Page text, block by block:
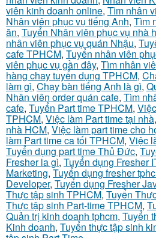
viên kinh doanh online, Tìm nhân
Nhân viên phục vụ tiếng Anh, Tìm
ăn, Tuyển Nhân viên phục vụ nhà
nhân viên phục vụ quán Nhậu,
cafe TPHCM, Tuyển nhân viên
viên phục vụ gần đây, Tìm nhân
hàng chay tuyển dụng TPHCM,
làm gì, Chạy bàn tiếng Anh là gì,
Nhân viên order quán cafe, Tìm
cafe, Tuyển Part time TPHCM,
TPHCM, Việc làm Part time tại nhà,
nhà HCM, Việc làm part time cho
làm Part time ca tối TPHCM, Việc
Tuyển dụng part time Thủ Đức,
Fresher la gì, Tuyển dụng Fresher
Marketing, Tuyển dụng fresher
Developer, Tuyển dụng Fresher
Thực tập sinh TPHCM, Tuyển
Thực tập sinh Part-time TPHCM,
Quản trị kinh doanh tphcm, Tuyển
Kinh doanh, Tuyển thực tập sinh